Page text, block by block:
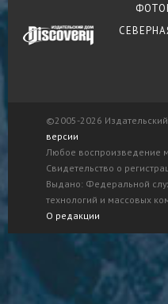
©2005-2026
версии
Любое воспроизведение
Свидетельство о
Выдано: Федеральной
технологий и массовых
О редакции